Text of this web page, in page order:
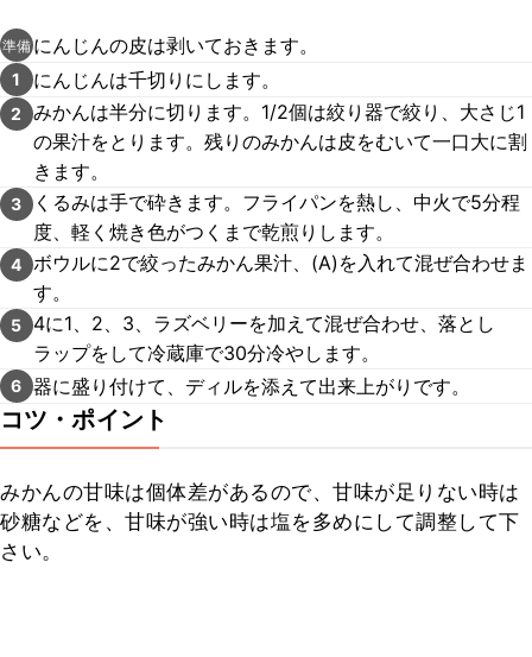
準備 にんじんの皮は剥いておきます。
1 にんじんは千切りにします。
2
みかんは半分に切ります。1/2個は絞り器で絞り、大さじ1
の果汁をとります。残りのみかんは皮をむいて一口大に割
きます。
3
くるみは手で砕きます。フライパンを熱し、中火で5分程
度、軽く焼き色がつくまで乾煎りします。
4 ボウルに2で絞ったみかん果汁、(A)を入れて混ぜ合わせま
す。
5
4に1、2、3、ラズベリーを加えて混ぜ合わせ、落とし
ラップをして冷蔵庫で30分冷やします。
6 器に盛り付けて、ディルを添えて出来上がりです。
コツ・ポイント
みかんの甘味は個体差があるので、甘味が足りない時は
砂糖などを、甘味が強い時は塩を多めにして調整して下
さい。